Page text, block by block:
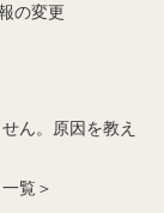
の変更
ん。原因を教え
覧＞